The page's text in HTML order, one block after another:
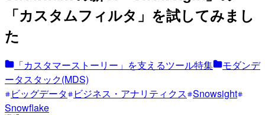
「カスタムフィルタ」を試してみまし
た
「カスタマーストーリー」を支えるツール特集
モダンデ
ータスタック(MDS)
ビッグデータ
ビジネス・アナリティクス Snowsight
Snowflake